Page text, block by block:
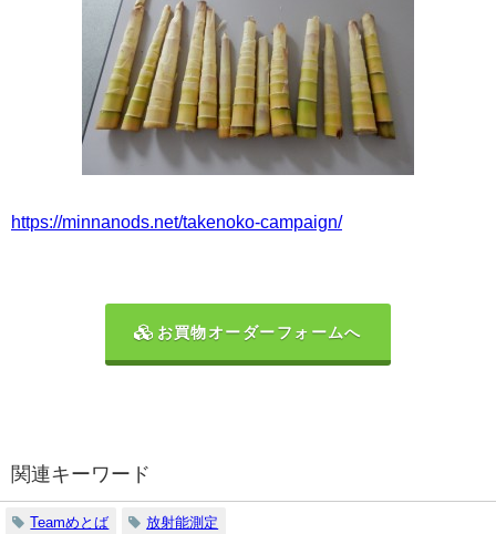
https://minnanods.net/takenoko-campaign/
お買物オーダーフォームへ
関連キーワード
Teamめとば 放射能測定